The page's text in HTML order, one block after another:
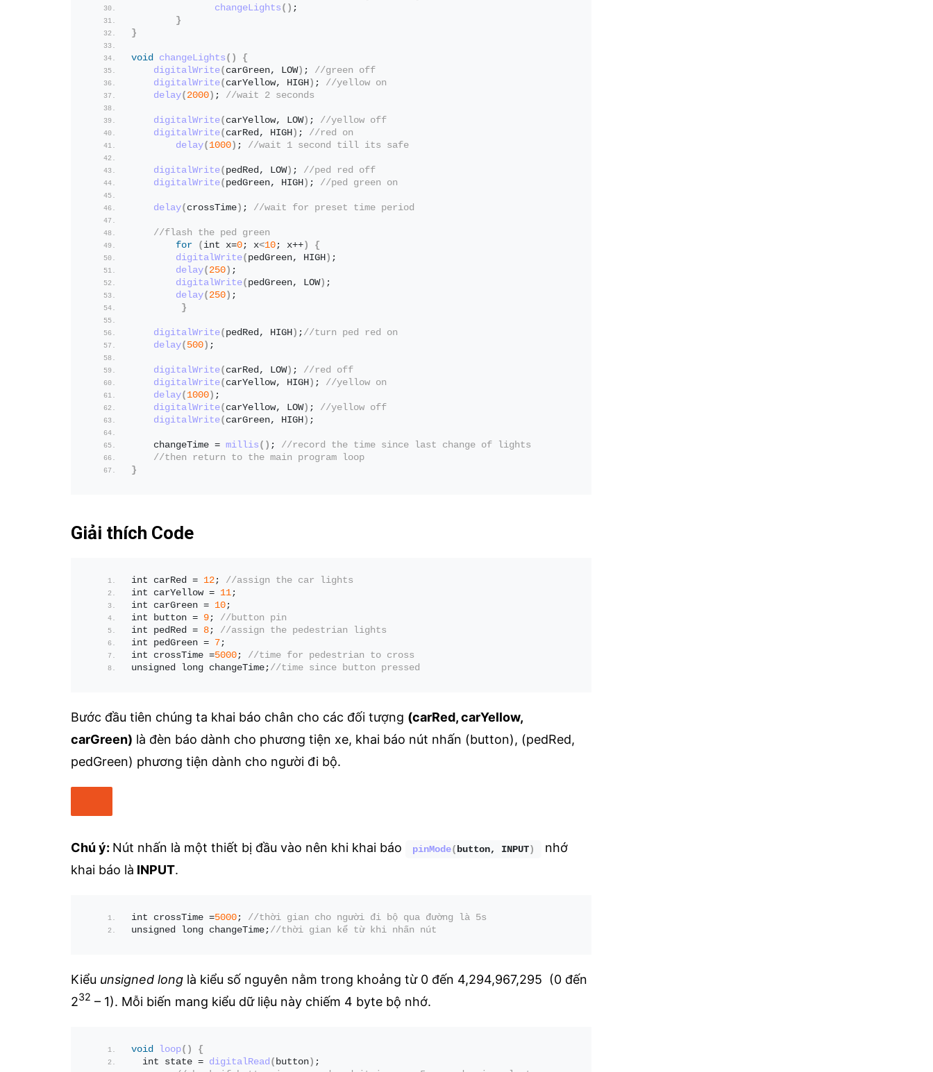
changeLights () ;
}
}
void changeLights ()
{
digitalWrite( carGreen, LOW) ; //green off
digitalWrite( carYellow, HIGH) ; //yellow on
delay( 2000) ; //wait 2 seconds
digitalWrite( carYellow, LOW) ; //yellow off
digitalWrite( carRed, HIGH) ; //red on
delay( 1000) ; //wait 1 second till its safe
digitalWrite( pedRed, LOW) ; //ped red off
digitalWrite( pedGreen, HIGH) ; //ped green on
delay( crossTime) ; //wait for preset time period
//flash the ped green
for
( int x=0 ; x<10 ; x++)
{
digitalWrite( pedGreen, HIGH) ;
delay( 250) ;
digitalWrite( pedGreen, LOW) ;
delay( 250) ;
}
digitalWrite( pedRed, HIGH) ; //turn ped red on
delay( 500) ;
digitalWrite( carRed, LOW) ; //red off
digitalWrite( carYellow, HIGH) ; //yellow on
delay( 1000) ;
digitalWrite( carYellow, LOW) ; //yellow off
digitalWrite( carGreen, HIGH) ;
    changeTime =
millis () ; //record the time since last change of lights
//then return to the main program loop
}
Giải thích Code
int carRed = 12 ; //assign the car lights
int carYellow = 11 ;
int carGreen = 10 ;
int button = 9 ; //button pin
int pedRed = 8 ; //assign the pedestrian lights
int pedGreen = 7 ;
int crossTime =5000 ; //time for pedestrian to cross
unsigned long changeTime; //time since button pressed
Bước đầu tiên chúng ta khai báo chân cho các đối tượng (carRed, carYellow,
carGreen) là đèn báo dành cho phương tiện xe, khai báo nút nhấn (button), (pedRed,
pedGreen) phương tiện dành cho người đi bộ.
Chú ý: Nút nhấn là một thiết bị đầu vào nên khi khai báo pinMode( button, INPUT)
nhớ
khai báo là INPUT.
int crossTime =5000 ; //thời gian cho người đi bộ qua đường là 5s
unsigned long changeTime; //thời gian kể từ khi nhấn nút
Kiểu unsigned long là kiểu số nguyên nằm trong khoảng từ 0 đến 4,294,967,295 (0 đến
232 – 1). Mỗi biến mang kiểu dữ liệu này chiếm 4 byte bộ nhớ.
void loop()
{
  int state =
digitalRead ( button) ;